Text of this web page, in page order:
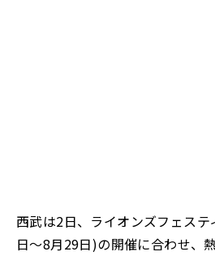
西武は2日、ライオンズフェス
日～8月29日)の開催に合わせ、